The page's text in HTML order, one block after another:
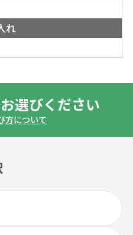
れ
選びください
方について